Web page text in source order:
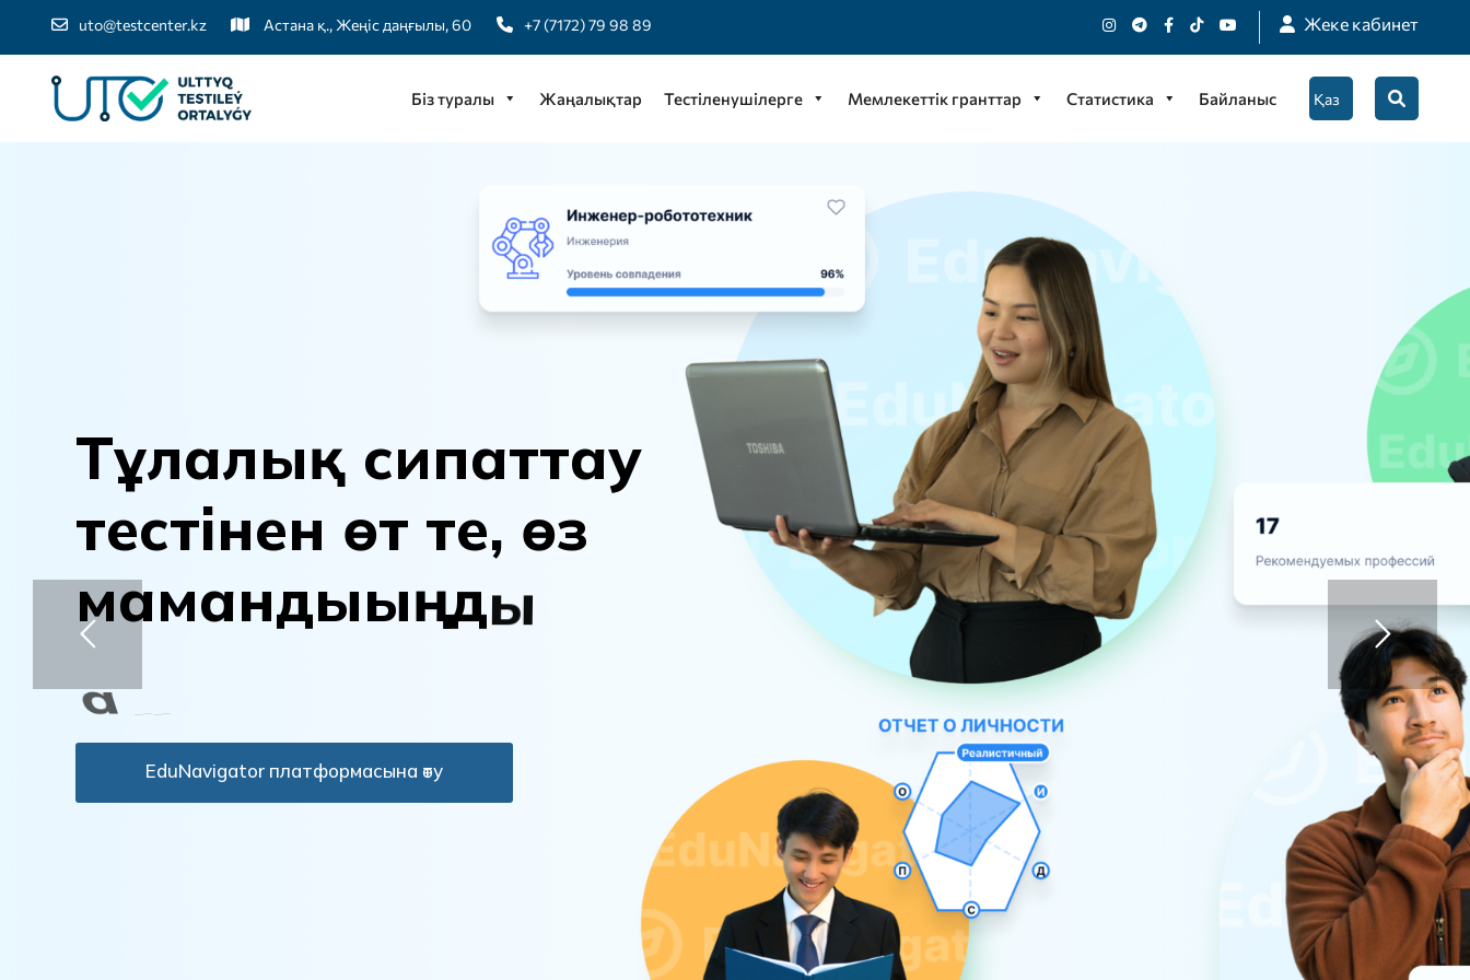
uto@testcenter.kz Астана қ., Жеңіс даңғылы, 60 +7 (7172) 79 98 89 Жеке кабинет
Біз туралы Жаңалықтар Тестіленушілерге Мемлекеттік гранттар Статистика Байланыс
Тұлалық сипаттау
тестінен өт те, өз
мамандыыңды
ан
EduNavigator платформасына өту